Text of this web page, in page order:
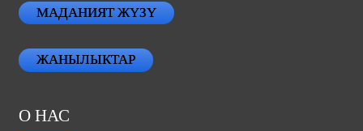
МАДАНИЯТ ЖҮЗҮ
ЖАНЫЛЫКТАР
О НАС